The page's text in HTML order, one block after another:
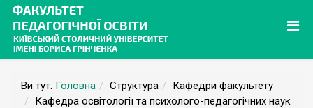
Ви тут: Головна Структура
Кафедри факультету
Кафедра освітології та психолого-педагогічних наук